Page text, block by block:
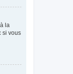
la
si vous